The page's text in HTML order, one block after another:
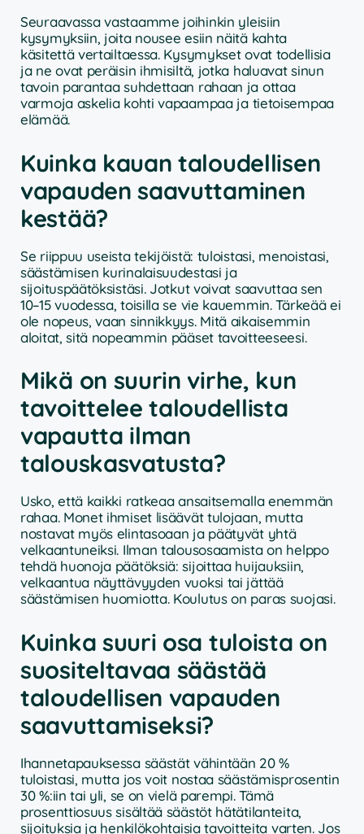
Seuraavassa vastaamme joihinkin yleisiin
kysymyksiin, joita nousee esiin näitä kahta
käsitettä vertailtaessa. Kysymykset ovat todellisia
ja ne ovat peräisin ihmisiltä, jotka haluavat sinun
tavoin parantaa suhdettaan rahaan ja ottaa
varmoja askelia kohti vapaampaa ja tietoisempaa
elämää.
Kuinka kauan taloudellisen
vapauden saavuttaminen
kestää?
Se riippuu useista tekijöistä: tuloistasi, menoistasi,
säästämisen kurinalaisuudestasi ja
sijoituspäätöksistäsi. Jotkut voivat saavuttaa sen
10–15 vuodessa, toisilla se vie kauemmin. Tärkeää ei
ole nopeus, vaan sinnikkyys. Mitä aikaisemmin
aloitat, sitä nopeammin pääset tavoitteeseesi.
Mikä on suurin virhe, kun
tavoittelee taloudellista
vapautta ilman
talouskasvatusta?
Usko, että kaikki ratkeaa ansaitsemalla enemmän
rahaa. Monet ihmiset lisäävät tulojaan, mutta
nostavat myös elintasoaan ja päätyvät yhtä
velkaantuneiksi. Ilman talousosaamista on helppo
tehdä huonoja päätöksiä: sijoittaa huijauksiin,
velkaantua näyttävyyden vuoksi tai jättää
säästämisen huomiotta. Koulutus on paras suojasi.
Kuinka suuri osa tuloista on
suositeltavaa säästää
taloudellisen vapauden
saavuttamiseksi?
Ihannetapauksessa säästät vähintään 20 %
tuloistasi, mutta jos voit nostaa säästämisprosentin
30 %:iin tai yli, se on vielä parempi. Tämä
prosenttiosuus sisältää säästöt hätätilanteita,
sijoituksia ja henkilökohtaisia tavoitteita varten. Jos